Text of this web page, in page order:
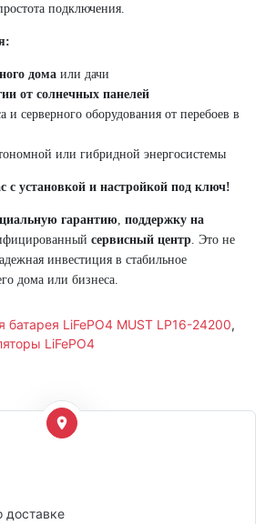
подключения.
дома или дачи
от солнечных панелей
и серверного оборудования от перебоев в
или гибридной энергосистемы
с установкой и настройкой под ключ!
гарантию поддержку на
сервисный центр . Это не
инвестиция в стабильное
дома или бизнеса.
батарея LiFePO4 MUST LP16-24200,
LiFePO4